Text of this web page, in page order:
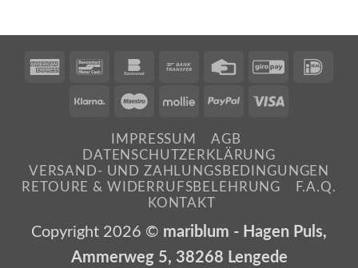
AmericanBancontactBankomat
Bank
CreditGiroPay
Klarna MaestroMolliePayPalVisa
IMPRESSUM
AGB
DATENSCHUTZERKLÄRUNG
VERSAND- UND ZAHLUNGSBEDINGUNGEN
RETOURE & WIDERRUFSBELEHRUNG
F.A.Q.
KONTAKT
Copyright 2026 © mariblum - Hagen Puls,
Ammerweg 5, 38268 Lengede